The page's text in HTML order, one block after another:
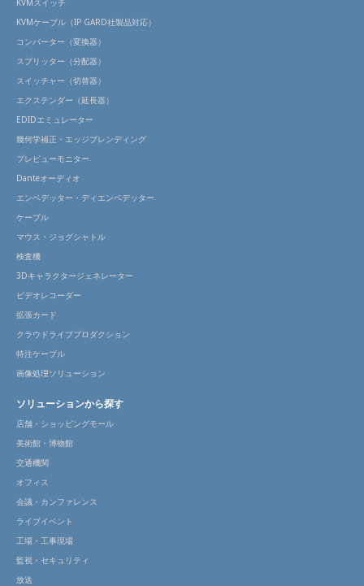
KVMケーブル（IP GARD社製品対応）
コンバーター（変換器）
スプリッター（分配器）
スイッチャー（切替器）
エクステンダー（延長器）
EDIDエミュレーター
幾何学補正・エッジブレンディング
プレビューモニター
Danteオーディオ
エンベデッター・ディエンベデッター
ケーブル
マウス・ジョグシャトル
検査機
3Dキャラクタージェネレーター
ビデオレコーダー
拡張カード
クラウドライブプロダクション
特注ケーブル
画像処理ソリューション
ソリューションから探す
店舗・ショッピングモール
美術館・博物館
交通機関
オフィス
会議・カンファレンス
ライブイベント
工場・工事現場
監視・セキュリティ
放送